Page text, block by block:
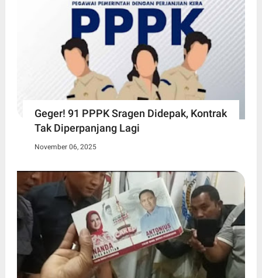
Geger! 91 PPPK Sragen Didepak, Kontrak
Tak Diperpanjang Lagi
November 06, 2025